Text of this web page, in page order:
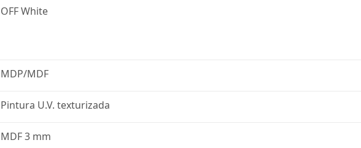
OFF White
MDP/MDF
Pintura U.V. texturizada
MDF 3 mm